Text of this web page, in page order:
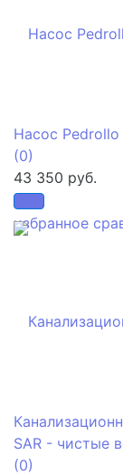
избранное
Насос Pedrollo
(0)
43 350 руб.
SAR - чистые
(0)